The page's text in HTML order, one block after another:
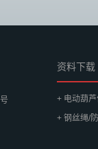
资料下载
+ 电动葫
+ 钢丝绳/